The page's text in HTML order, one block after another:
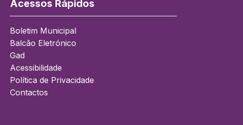
Acessos Rápidos
Boletim Municipal
Balcão Eletrónico
Gad
Acessibilidade
Política de Privacidade
Contactos